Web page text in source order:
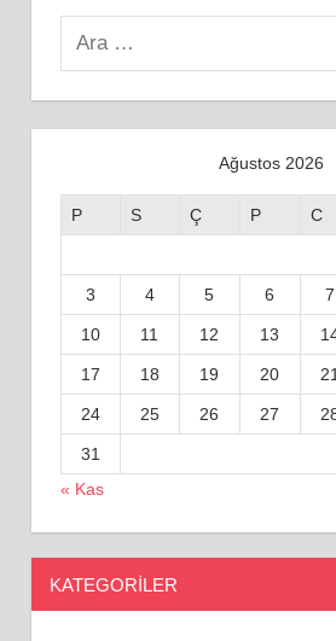
Search
Ağustos 2026
P S Ç P C
3 4 5 6 7
10 11 12 13
17 18 19 20
24 25 26 27
31
« Kas
KATEGORILER